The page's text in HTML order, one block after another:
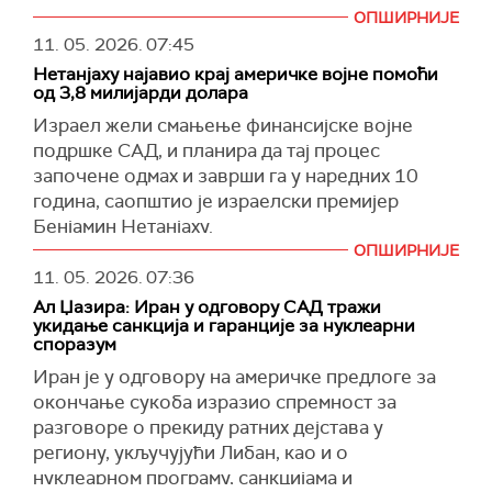
дипломатију, искористићемо ту прилику.
Међутим, дипломатија има своја правила.
Одлука ће бити заснована на нашим
националним интересима, а Иран је показао да
смо посвећени заштити интереса нашег
народа", поручио је Багеи.
(Al Jazeera, Reuters)
ИДФ наводи да је један од тунелских праваца
био део шире подземне мреже која је
коришћена за задржавање талаца. У оквиру
тог тунела налазило се више просторија, за
које израелска војска тврди да су их
користили високи команданти Бригаде Хамаса
у Кан Јунису.
(Times of Israel)
— צבא ההגנה לישראל (@idfonline) May 11, 2026
ОПШИРНИЈЕ
11. 05. 2026.07:45
Нетанјаху најавио крај америчке војне помоћи
од 3,8 милијарди долара
Израел жели смањење финансијске војне
подршке САД, и планира да тај процес
започене одмах и заврши га у наредних 10
година, саопштио је израелски премијер
Бенјамин Нетанјаху.
на питање да ли
разматра смањење америчке финансијске
подршке, израелски премијер је потврдно
одговорио.
"Апсолутно. И рекао сам то председнику САД
Доналду Трампу", изјавио је Нетанјаху.
Он је прецизирао да његова влада жели да
смањи америчку финансијску подршку,
односно финансијску компоненту војне
ОПШИРНИЈЕ
11. 05. 2026.07:36
Ал Џазира: Иран у одговору САД тражи
укидање санкција и гаранције за нуклеарни
споразум
Иран је у одговору на америчке предлоге за
окончање сукоба изразио спремност за
разговоре о прекиду ратних дејстава у
региону, укључујући Либан, као и о
нуклеарном програму, санкцијама и